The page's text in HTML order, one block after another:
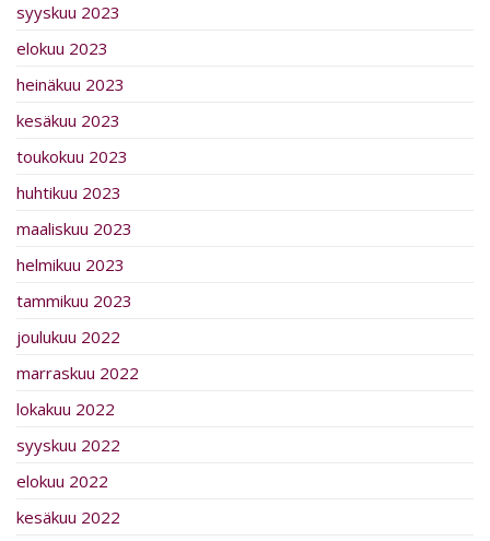
syyskuu 2023
elokuu 2023
heinäkuu 2023
kesäkuu 2023
toukokuu 2023
huhtikuu 2023
maaliskuu 2023
helmikuu 2023
tammikuu 2023
joulukuu 2022
marraskuu 2022
lokakuu 2022
syyskuu 2022
elokuu 2022
kesäkuu 2022